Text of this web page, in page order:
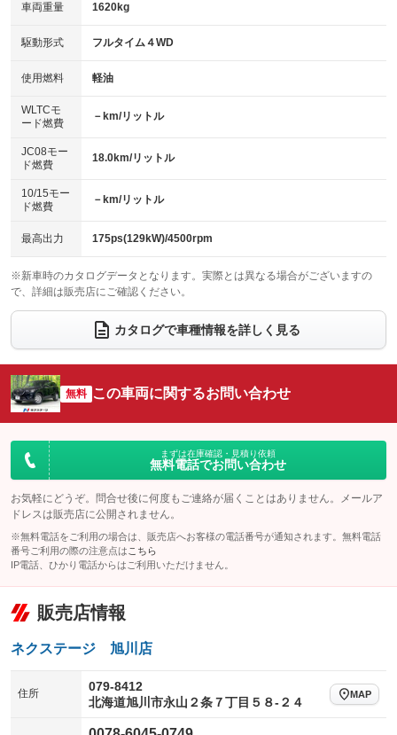
アイドリングストップ
：装備あり
USB入力端子
：装備あり
100V電源
：装備なし
センターデフロック
：装備なし
電動格納ミラー
：装備あり
キーレス
HID(キセノンライト)
：装備あり
バックカメラ
：装備あり
エアロ
：装備なし
：装備なし
パワーシート
ベンチシート
：装備なし
チップアップシート
：装備なし
：装備なし ：装備なし
ウォークスルー
：装備なし
電動リアゲート フロントカメラ
：装備なし
：装備なし ：装備なし
サイドカメラ
：装備なし ルーフレール
：装備なし
：装備なし
：装備なし
車両重量 1620kg
駆動形式 フルタイム４WD
使用燃料 軽油
WLTCモ
ード燃費
－km/リットル
JC08モー
ド燃費
18.0km/リットル
10/15モー
ド燃費
－km/リットル
最高出力 175ps(129kW)/4500rpm
※新車時のカタログデータとなります。実際とは異なる場合がございますの
で、詳細は販売店にご確認ください。
カタログで車種情報を詳しく見る
無料 この車両に関するお問い合わせ
まずは在庫確認・見積り依頼
無料電話でお問い合わせ
お気軽にどうぞ。問合せ後に何度もご連絡が届くことはありません。メールア
ドレスは販売店に公開されません。
※無料電話をご利用の場合は、販売店へお客様の電話番号が通知されます。無料電話
番号ご利用の際の注意点は こちら
IP電話、ひかり電話からはご利用いただけません。
販売店情報
ネクステージ 旭川店
住所
079-8412
北海道旭川市永山２条７丁目５８‐２４
MAP